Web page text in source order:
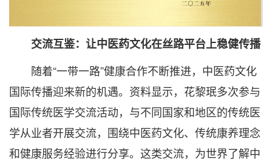
交流互鉴：让中医药文化在丝路平台上稳健传播
随着“一带一路”健康合作不断推进，中医药文化
国际传播迎来新的机遇。资料显示，花黎珉多次参与
国际传统医学交流活动，与不同国家和地区的传统医
学从业者开展交流，围绕中医药文化、传统康养理念
和健康服务经验进行分享。这类交流，为世界了解中